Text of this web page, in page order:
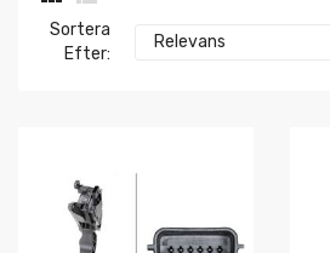
Sortera
Efter:
Relevans